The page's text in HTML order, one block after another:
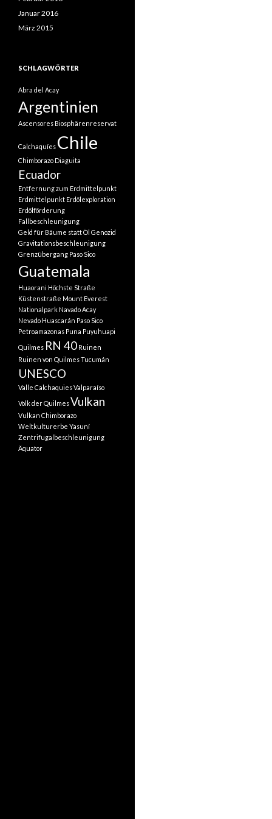
Januar 2016
März 2015
SCHLAGWÖRTER
Abra del Acay
Argentinien
Ascensores Biosphärenreservat
Calchaquíes Chile
Chimborazo Diaguita
Ecuador
Entfernung zum Erdmittelpunkt
Erdmittelpunkt Erdölexploration
Erdölförderung
Fallbeschleunigung
Geld für Bäume statt Öl Genozid
Gravitationsbeschleunigung
Grenzübergang Paso Sico
Guatemala
Huaorani Höchste Straße
Küstenstraße Mount Everest
Nationalpark Navado Acay
Nevado Huascarán Paso Sico
Petroamazonas Puna Puyuhuapi
Quilmes RN 40 Ruinen
Ruinen von QuilmesTucumán
UNESCO
Valle CalchaquiesValparaíso
Volk der QuilmesVulkan
Vulkan Chimborazo
Weltkulturerbe Yasuní
Zentrifugalbeschleunigung
Äquator